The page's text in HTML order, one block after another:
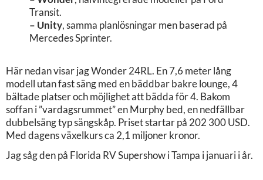
Transit.
– Unity, samma planlösningar men baserad på
Mercedes Sprinter.
Här nedan visar jag Wonder 24RL. En 7,6 meter lång
modell utan fast säng med en bäddbar bakre lounge, 4
bältade platser och möjlighet att bädda för 4. Bakom
soffan i ”vardagsrummet” en Murphy bed, en nedfällbar
dubbelsäng typ sängskåp. Priset startar på 202 300 USD.
Med dagens växelkurs ca 2,1 miljoner kronor.
Jag såg den på Florida RV Supershow i Tampa i januari i år.